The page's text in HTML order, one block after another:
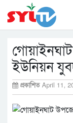
ইউনিয়ন
প্রকাশিত April 11,